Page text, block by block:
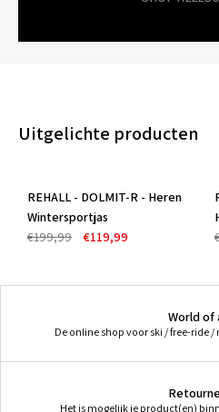
Uitgelichte producten
-40%
REHALL - DOLMIT-R - Heren
Wintersportjas
€199,99
€119,99
World of
De online shop voor ski / free-ride
Het is mogelijk je product(en)